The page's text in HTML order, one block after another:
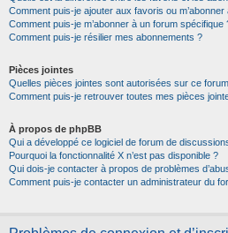
Comment puis-je ajouter aux favoris ou
Comment puis-je m’abonner à un forum spécifique
Comment puis-je résilier mes abonnements ?
Pièces jointes
Quelles pièces jointes sont autorisées sur ce
Comment puis-je retrouver toutes mes pièces
À propos de phpBB
Qui a développé ce logiciel de forum de
Pourquoi la fonctionnalité X n’est pas disponible ?
Qui dois-je contacter à propos de problèmes
Comment puis-je contacter un administrateur du